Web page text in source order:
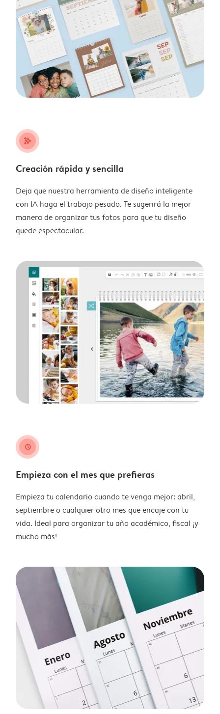
stars_plus
Creación rápida y sencilla
Deja que nuestra herramienta de diseño inteligente
con IA haga el trabajo pesado. Te sugerirá la mejor
manera de organizar tus fotos para que tu diseño
quede espectacular.
clock
Empieza con el mes que prefieras
Empieza tu calendario cuando te venga mejor: abril,
septiembre o cualquier otro mes que encaje con tu
vida. Ideal para organizar tu año académico, fiscal ¡y
mucho más!